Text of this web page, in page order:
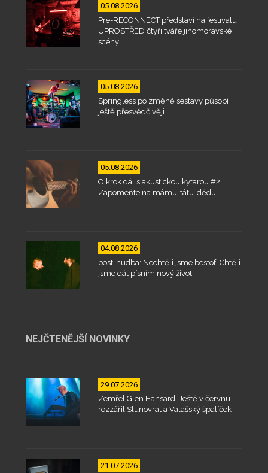
05.08.2026
Pre-RECONNECT představí na festivalu
UPROSTŘED čtyři tváře jihomoravské
scény
05.08.2026
Springless po změně sestavy působí
ještě přesvědčivěji
05.08.2026
O krok dál s akustickou kytarou #2:
Zapomeňte na mámu-tátu-dědu
04.08.2026
post-hudba: Nechtěli jsme bestof. Chtěli
jsme dát písním nový život
NEJČTENĚJŠÍ NOVINKY
29.07.2026
Zemřel Glen Hansard. Ještě v červnu
rozzářil Slunovrat a Valašský špalíček
21.07.2026